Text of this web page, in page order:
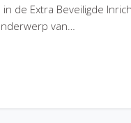
de Extra Beveiligde
van…